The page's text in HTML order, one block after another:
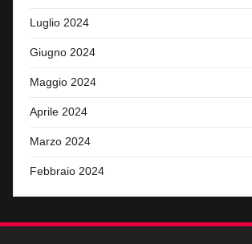
Luglio 2024
Giugno 2024
Maggio 2024
Aprile 2024
Marzo 2024
Febbraio 2024